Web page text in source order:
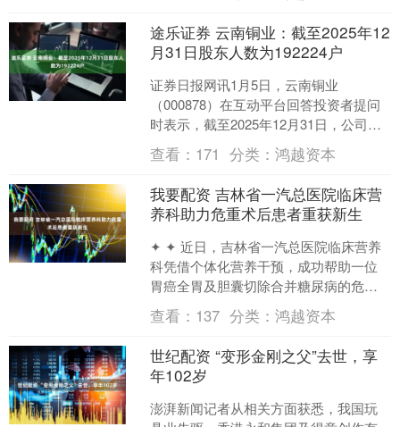
途乐证券 云南铜业：截至2025年12
月31日股东人数为192224户
证券日报网讯1月5日，云南铜业
（000878）在互动平台回答投资者提问
时表示，截至2025年12月31日，公司股
东人数为192224户。....
查看： 171 分类：鸿越资本
我要配资 吉林省一汽总医院临床营
养科助力危重术后患者重获新生
✦ ✦ 近日，吉林省一汽总医院临床营养
科凭借个体化营养干预，成功帮助一位
胃癌全胃及胆囊切除合并糖尿病的危重
卧床患者实现显著康复。该患者术后长
期受营养不良、贫血、....
查看： 137 分类：鸿越资本
世纪配资 “变形金刚之父”去世，享
年102岁
澎湃新闻记者从相关方面获悉，我国玩